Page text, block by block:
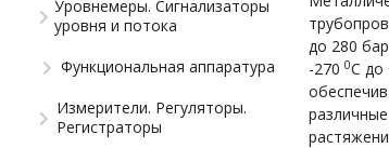
Уровнемеры. Сигнализаторы
уровня и потока
Функциональная аппаратура
Измерители. Регуляторы.
Регистраторы
до 280
-270 0С до